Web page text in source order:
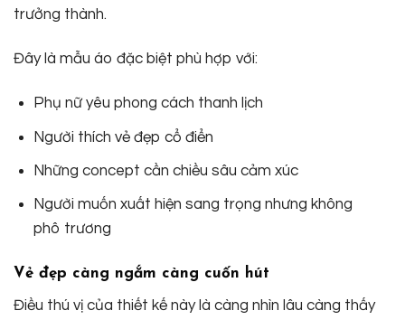
trưởng thành.
Đây là mẫu áo đặc biệt phù hợp với:
Phụ nữ yêu phong cách thanh lịch
Người thích vẻ đẹp cổ điển
Những concept cần chiều sâu cảm xúc
Người muốn xuất hiện sang trọng nhưng không
phô trương
Vẻ đẹp càng ngắm càng cuốn hút
Điều thú vị của thiết kế này là càng nhìn lâu càng thấy